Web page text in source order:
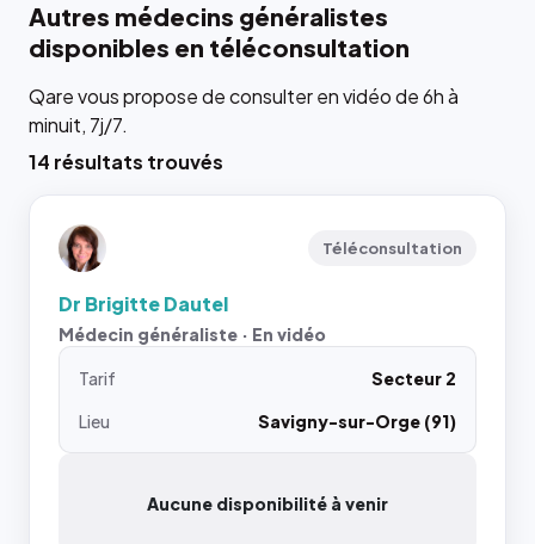
Autres médecins généralistes
disponibles en téléconsultation
Qare vous propose de consulter en vidéo de 6h à
minuit, 7j/7.
14 résultats trouvés
Téléconsultation
Dr Brigitte Dautel
Médecin généraliste · En vidéo
Tarif
Secteur 2
Lieu
Savigny-sur-Orge (91)
Aucune disponibilité à venir